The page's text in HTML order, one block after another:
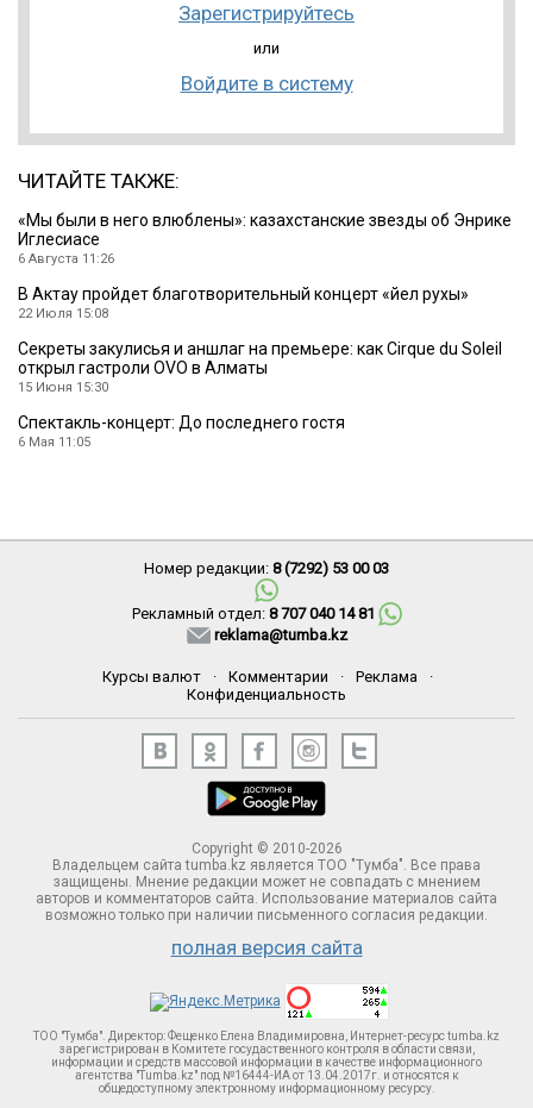
Зарегистрируйтесь
или
Войдите в систему
ЧИТАЙТЕ ТАКЖЕ:
«Мы были в него влюблены»: казахстанские звезды об Энрике
Иглесиасе
6 Августа 11:26
В Актау пройдет благотворительный концерт «Әйел рухы»
22 Июля 15:08
Секреты закулисья и аншлаг на премьере: как Cirque du Soleil
открыл гастроли OVO в Алматы
15 Июня 15:30
Спектакль-концерт: До последнего гостя
6 Мая 11:05
Номер редакции: 8 (7292) 53 00 03
Рекламный отдел: 8 707 040 14 81
reklama@tumba.kz
Курсы валют · Комментарии · Реклама
·
Конфиденциальность
Copyright © 2010-2026
Владельцем сайта tumba.kz является ТОО "Тумба". Все права
защищены. Мнение редакции может не совпадать с мнением
авторов и комментаторов сайта. Использование материалов сайта
возможно только при наличии письменного согласия редакции.
полная версия сайта
ТОО "Тумба". Директор: Фещенко Елена Владимировна, Интернет-ресурс tumba.kz
зарегистрирован в Комитете госудаственного контроля в области связи,
информации и средств массовой информации в качестве информационного
агентства "Tumba.kz" под №16444-ИА от 13.04.2017г. и относятся к
общедоступному электронному информационному ресурсу.